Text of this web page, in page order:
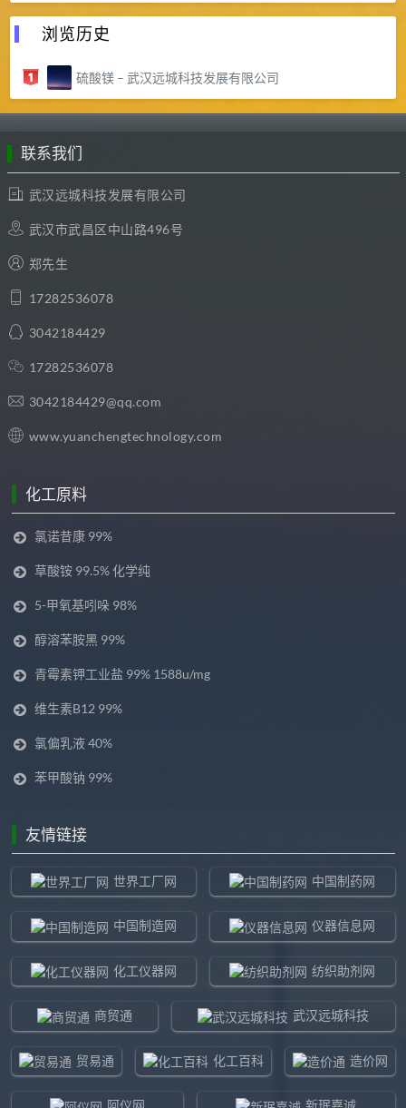
浏览历史
硫酸镁 – 武汉远城科技发展有限公司
联系我们
武汉远城科技发展有限公司
武汉市武昌区中山路496号
郑先生
17282536078
3042184429
17282536078
3042184429@qq.com
www.yuanchengtechnology.com
化工原料
氯诺昔康 99%
草酸铵 99.5% 化学纯
5-甲氧基吲哚 98%
醇溶苯胺黑 99%
青霉素钾工业盐 99% 1588u/mg
维生素B12 99%
氯偏乳液 40%
苯甲酸钠 99%
友情链接
世界工厂网 中国制药网
中国制造网 仪器信息网
化工仪器网 纺织助剂网
商贸通 武汉远城科技
贸易通 化工百科 造价网